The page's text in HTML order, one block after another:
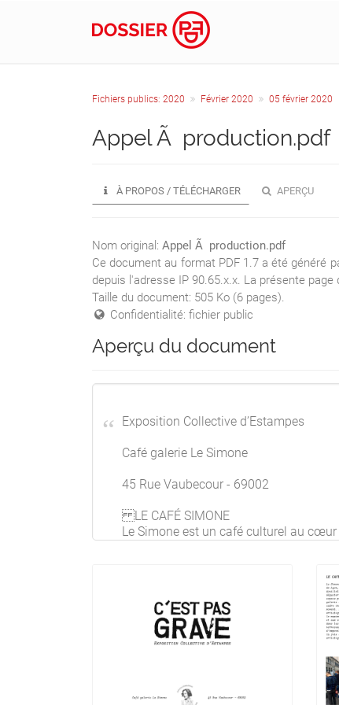
Fichiers publics: 2020 Février 2020 05 février 2020
Appel Ã production.pdf
À PROPOS / TÉLÉCHARGER APERÇU
Nom original: Appel Ã production.pdf
Ce document au format PDF 1.7 a été généré
depuis l'adresse IP 90.65.x.x. La présente
Taille du document: 505 Ko (6 pages).
Confidentialité: fichier public
Aperçu du document
Exposition Collective d’Estampes
Café galerie Le Simone
45 Rue Vaubecour - 69002
LE CAFÉ SIMONE
Le Simone est un café culturel au cœur
galerie d’art, pour découvrir dans un
cadre intimiste le sujet ou l’artiste du
moment. Il sert d’écrin à la création
artistique. Notre équipe artistique fait
le maximum pour permettre aux
et aux visiteurs de profiter des œuvres